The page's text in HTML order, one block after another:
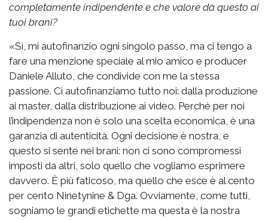
completamente indipendente e che valore dà questo ai
tuoi brani?
«Sì, mi autofinanzio ogni singolo passo, ma ci tengo a
fare una menzione speciale al mio amico e producer
Daniele Alluto, che condivide con me la stessa
passione. Ci autofinanziamo tutto noi: dalla produzione
ai master, dalla distribuzione ai video. Perché per noi
l’indipendenza non è solo una scelta economica, è una
garanzia di autenticità. Ogni decisione è nostra, e
questo si sente nei brani: non ci sono compromessi
imposti da altri, solo quello che vogliamo esprimere
davvero. È più faticoso, ma quello che esce è al cento
per cento Ninetynine & Dga. Ovviamente, come tutti,
sogniamo le grandi etichette ma questa è la nostra